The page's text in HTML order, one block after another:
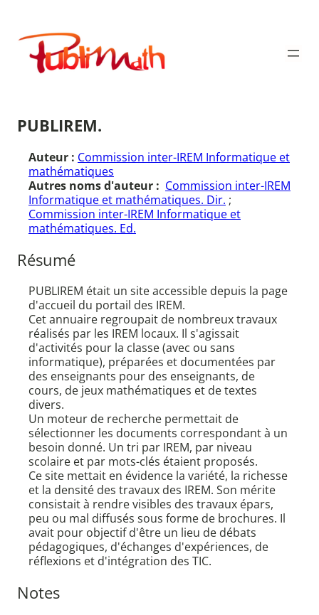
contenu
Publimath
PUBLIREM.
Auteur : Commission inter-IREM Informatique et
mathématiques
Autres noms d'auteur : Commission inter-IREM
Informatique et mathématiques. Dir. ;
Commission inter-IREM Informatique et
mathématiques. Ed.
Résumé
PUBLIREM était un site accessible depuis la page
d'accueil du portail des IREM.
Cet annuaire regroupait de nombreux travaux
réalisés par les IREM locaux. Il s'agissait
d'activités pour la classe (avec ou sans
informatique), préparées et documentées par
des enseignants pour des enseignants, de
cours, de jeux mathématiques et de textes
divers.
Un moteur de recherche permettait de
sélectionner les documents correspondant à un
besoin donné. Un tri par IREM, par niveau
scolaire et par mots-clés étaient proposés.
Ce site mettait en évidence la variété, la richesse
et la densité des travaux des IREM. Son mérite
consistait à rendre visibles des travaux épars,
peu ou mal diffusés sous forme de brochures. Il
avait pour objectif d'être un lieu de débats
pédagogiques, d'échanges d'expériences, de
réflexions et d'intégration des TIC.
Notes